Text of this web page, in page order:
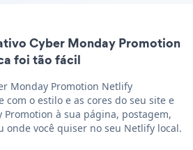
Cyber Monday Promotion
foi tão fácil
Monday Promotion Netlify
com o estilo e as cores do seu site e
Promotion à sua página, postagem,
onde você quiser no seu Netlify local.